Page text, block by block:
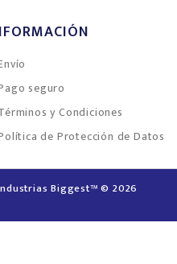
seguro
y Condiciones
de Protección de Datos
Biggest™ © 2026